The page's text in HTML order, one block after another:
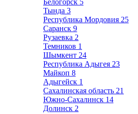
Белогорск 5
Тында 3
Республика Мордовия 25
Саранск 9
Рузаевка 2
Темников 1
Шымкент 24
Республика Адыгея 23
Майкоп 8
Адыгейск 1
Сахалинская область 21
Южно-Сахалинск 14
Долинск 2